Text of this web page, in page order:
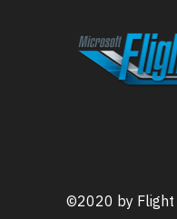
©2020 by Flight